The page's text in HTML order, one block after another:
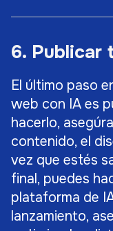
6. Publicar
El último paso
web con IA es
hacerlo,
contenido, el
vez que estés
final, puedes
plataforma de
lanzamiento,